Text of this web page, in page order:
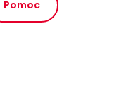
Pomoc